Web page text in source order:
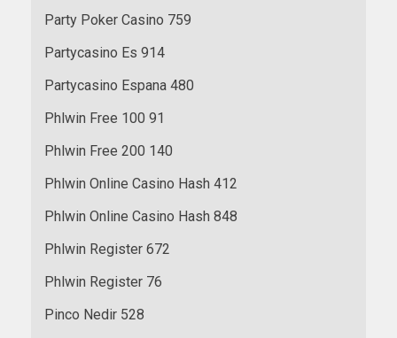
Party Poker Casino 759
Partycasino Es 914
Partycasino Espana 480
Phlwin Free 100 91
Phlwin Free 200 140
Phlwin Online Casino Hash 412
Phlwin Online Casino Hash 848
Phlwin Register 672
Phlwin Register 76
Pinco Nedir 528